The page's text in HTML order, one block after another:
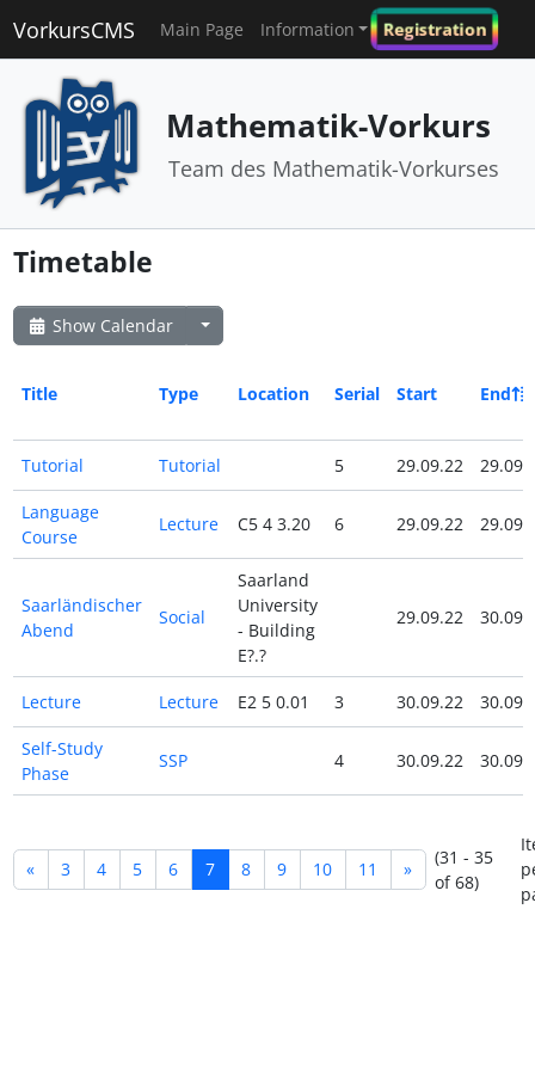
VorkursCMS Main Page Information Registration
Mathematik-Vorkurs
Team des Mathematik-Vorkurses
Timetable
Show Calendar
Title Type Location Serial Start End
Tutorial Tutorial 5 29.09.22
Language
Course
Lecture C5 4 3.20 6 29.09.22
Saarländischer
Abend
Social
Saarland
University
- Building
E?.?
29.09.22
Lecture Lecture E2 5 0.01 3 30.09.22
Self-Study
Phase
SSP 4 30.09.22
« 3 4 5 6 7 8 9 10 11 »
(31 - 35
of 68)